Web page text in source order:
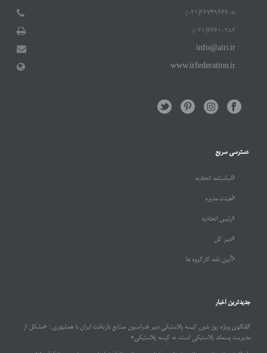
۲۶۷۴۹۶۶۷-۸(۰۲۱)
۲۶۶۱۰۲۸۲(۰۲۱)
info@airi.ir
www.irfederation.ir
دسترسی سریع
اساسنامه اتحادیه
هیئت مدیره
رئیس اتحادیه
دبیر کل
آیین نامه کارگروه ها
جدیدترین اخبار
گفتگوی ویژه روز بدون کیسه پلاستیکی دبیر فدراسیون صنایع بازیافت ایران با همشهری : «مشکل از
مدیریت پسماند پلاستیکی است، نه کیسه پلاستیکی»